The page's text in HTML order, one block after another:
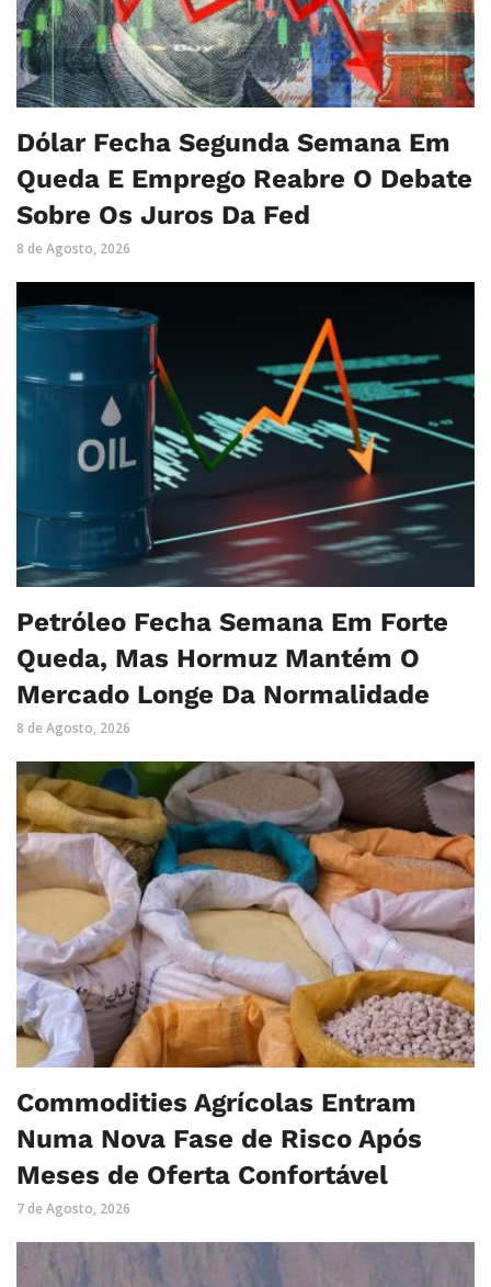
Dólar Fecha Segunda Semana Em
Queda E Emprego Reabre O Debate
Sobre Os Juros Da Fed
8 de Agosto, 2026
Petróleo Fecha Semana Em Forte
Queda, Mas Hormuz Mantém O
Mercado Longe Da Normalidade
8 de Agosto, 2026
Commodities Agrícolas Entram
Numa Nova Fase de Risco Após
Meses de Oferta Confortável
7 de Agosto, 2026